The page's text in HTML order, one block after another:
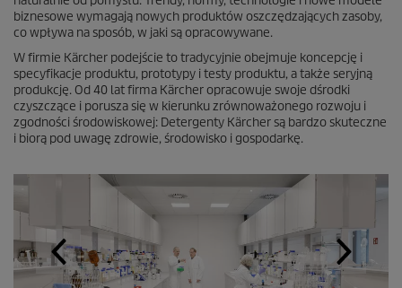
biznesowe wymagają nowych produktów oszczędzających zasoby,
co wpływa na sposób, w jaki są opracowywane.
W firmie Kärcher podejście to tradycyjnie obejmuje koncepcję i
specyfikacje produktu, prototypy i testy produktu, a także seryjną
produkcję. Od 40 lat firma Kärcher opracowuje swoje dśrodki
czyszczące i porusza się w kierunku zrównoważonego rozwoju i
zgodności środowiskowej: Detergenty Kärcher są bardzo skuteczne
i biorą pod uwagę zdrowie, środowisko i gospodarkę.